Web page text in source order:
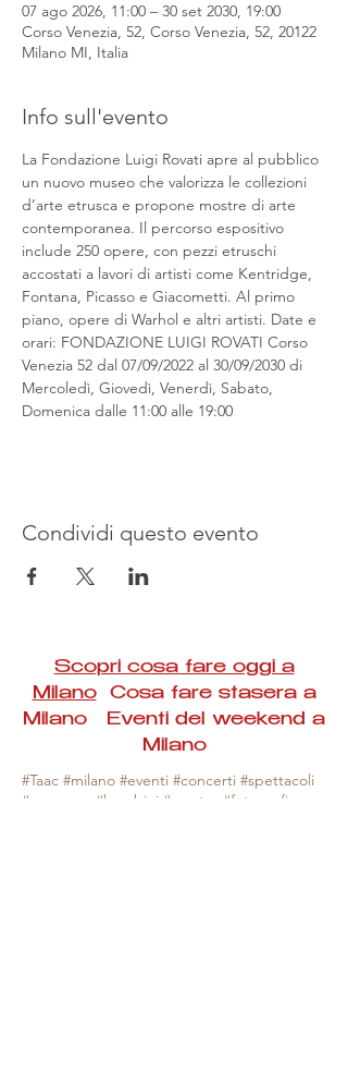
07 ago 2026, 11:00 – 30 set 2030, 19:00
Corso Venezia, 52, Corso Venezia, 52, 20122
Milano MI, Italia
Info sull'evento
La Fondazione Luigi Rovati apre al pubblico
un nuovo museo che valorizza le collezioni
d’arte etrusca e propone mostre di arte
contemporanea. Il percorso espositivo
include 250 opere, con pezzi etruschi
accostati a lavori di artisti come Kentridge,
Fontana, Picasso e Giacometti. Al primo
piano, opere di Warhol e altri artisti. Date e
orari: FONDAZIONE LUIGI ROVATI Corso
Venezia 52 dal 07/09/2022 al 30/09/2030 di
Mercoledì, Giovedì, Venerdì, Sabato,
Domenica dalle 11:00 alle 19:00
Condividi questo evento
Scopri cosa fare oggi a
MilanoCosa fare stasera a
Milano Eventi del weekend a
Milano
#Taac #milano #eventi #concerti #spettacoli
#rassegne #bambini #mostre #fotografia